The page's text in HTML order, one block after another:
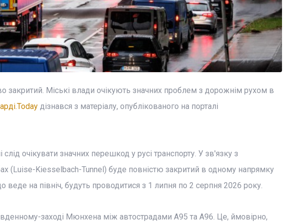
закритий. Міські влади очікують значних проблем з дорожнім рухом в
дізнався з матеріалу, опублікованого на порталі
очікувати значних перешкод у русі транспорту. У зв'язку з
(Luise-Kiesselbach-Tunnel) буде повністю закритий в одному напрямку
веде на північ, будуть проводитися з 1 липня по 2 серпня 2026 року.
заході Мюнхена між автострадами A95 та A96. Це, ймовірно,